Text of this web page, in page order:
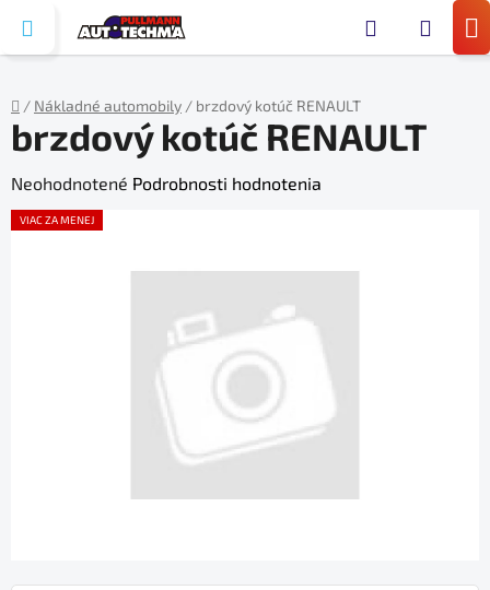
obsah
Domov
/ Nákladné automobily / brzdový kotúč RENAULT
brzdový kotúč RENAULT
Priemerné
hodnotenie
Neohodnotené Podrobnosti hodnotenia
VIAC ZA MENEJ